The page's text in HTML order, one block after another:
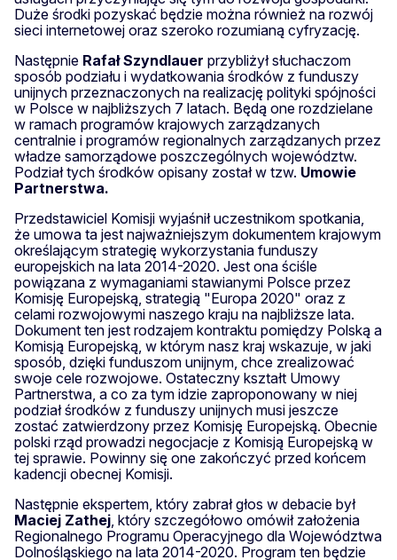
Duże środki pozyskać będzie można również na rozwój
sieci internetowej oraz szeroko rozumianą cyfryzację.
Następnie Rafał Szyndlauer przybliżył słuchaczom
sposób podziału i wydatkowania środków z funduszy
unijnych przeznaczonych na realizację polityki spójności
w Polsce w najbliższych 7 latach. Będą one rozdzielane
w ramach programów krajowych zarządzanych
centralnie i programów regionalnych zarządzanych przez
władze samorządowe poszczególnych województw.
Podział tych środków opisany został w tzw. Umowie
Partnerstwa.
Przedstawiciel Komisji wyjaśnił uczestnikom spotkania,
że umowa ta jest najważniejszym dokumentem krajowym
określającym strategię wykorzystania funduszy
europejskich na lata 2014-2020. Jest ona ściśle
powiązana z wymaganiami stawianymi Polsce przez
Komisję Europejską, strategią "Europa 2020" oraz z
celami rozwojowymi naszego kraju na najbliższe lata.
Dokument ten jest rodzajem kontraktu pomiędzy Polską a
Komisją Europejską, w którym nasz kraj wskazuje, w jaki
sposób, dzięki funduszom unijnym, chce zrealizować
swoje cele rozwojowe. Ostateczny kształt Umowy
Partnerstwa, a co za tym idzie zaproponowany w niej
podział środków z funduszy unijnych musi jeszcze
zostać zatwierdzony przez Komisję Europejską. Obecnie
polski rząd prowadzi negocjacje z Komisją Europejską w
tej sprawie. Powinny się one zakończyć przed końcem
kadencji obecnej Komisji.
Następnie ekspertem, który zabrał głos w debacie był
Maciej Zathej , który szczegółowo omówił założenia
Regionalnego Programu Operacyjnego dla Województwa
Dolnośląskiego na lata 2014-2020. Program ten będzie